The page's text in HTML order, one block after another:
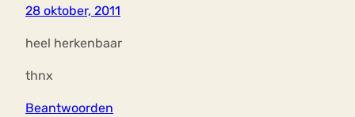
28 oktober, 2011
heel herkenbaar
thnx
Beantwoorden